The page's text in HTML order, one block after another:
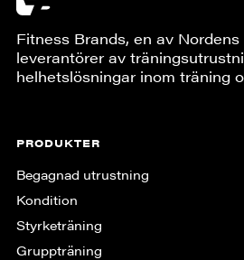
Fitness Brands, en av Nordens
leverantörer av
helhetslösningar inom träning
PRODUKTER
Begagnad utrustning
Kondition
Styrketräning
Gruppträning